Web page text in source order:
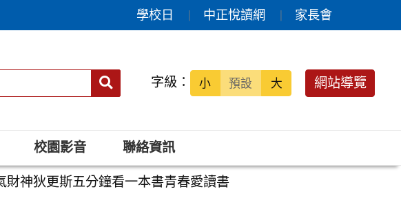
學校日 中正悅讀網 家長會
送出 字級： 小 預設 大 網站導覽
校園影音 聯絡資訊
神狄更斯五分鐘看一本書青春愛讀書